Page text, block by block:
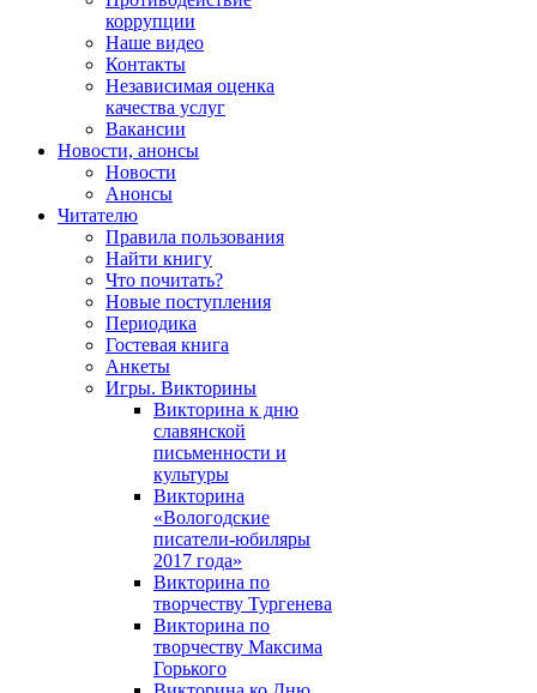
коррупции
Наше видео
Контакты
Независимая оценка
качества услуг
Вакансии
Новости, анонсы
Новости
Анонсы
Читателю
Правила пользования
Найти книгу
Что почитать?
Новые поступления
Периодика
Гостевая книга
Анкеты
Игры. Викторины
Викторина к дню
славянской
письменности и
культуры
Викторина
«Вологодские
писатели-юбиляры
2017 года»
Викторина по
творчеству Тургенева
Викторина по
творчеству Максима
Горького